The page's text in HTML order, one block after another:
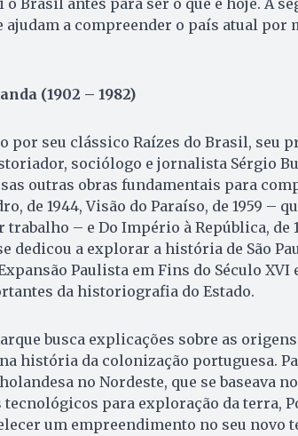
o Brasil antes para ser o que é hoje. A
a compreender o país atual por
(1902 – 1982)
por seu clássico Raízes do Brasil, seu
sociólogo e jornalista Sérgio
outras obras fundamentais para
de 1944, Visão do Paraíso, de 1959 –
– e Do Império à República, de
dedicou a explorar a história de São
Paulista em Fins do Século
da historiografia do Estado.
busca explicações sobre as
história da colonização portuguesa.
no Nordeste, que se baseava no
para exploração da terra,
um empreendimento no seu novo